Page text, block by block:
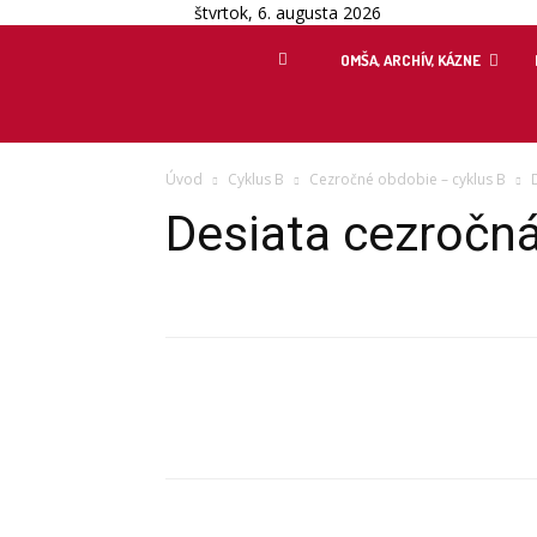
štvrtok, 6. augusta 2026
OMŠA, ARCHÍV, KÁZNE
Úvod Cyklus B Cezročné obdobie – cyklus B
Desiata